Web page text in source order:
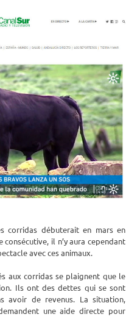
corridas débuterait en mars en
consécutive, il n’y aura cependant
avec ces animaux.
aux corridas se plaignent que le
Ils ont des dettes qui se sont
avoir de revenus. La situation,
une aide directe pour